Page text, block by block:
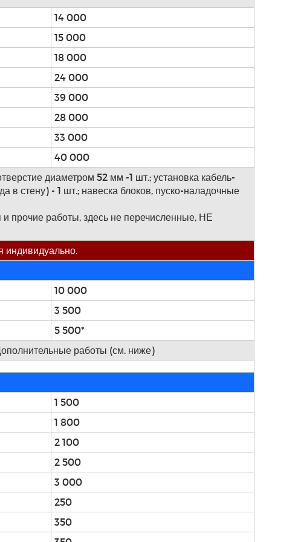
14 000
15 000
18 000
24 000
39 000
28 000
33 000
40 000
диаметром 52 мм -1 шт.; установка кабель-
в стену) - 1 шт.; навеска блоков, пуско-наладочные
и прочие работы, здесь не перечисленные, НЕ
индивидуально.
10 000
3 500
5 500*
работы (см. ниже)
1 500
1 800
2 100
2 500
3 000
250
350